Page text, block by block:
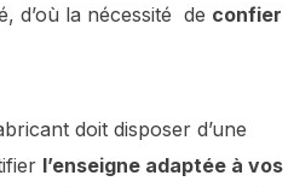
d’où la nécessité de confier
doit disposer d’une
l’enseigne adaptée à vos